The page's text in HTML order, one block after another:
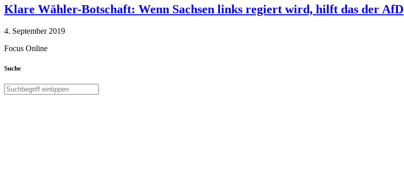
Klare Wähler-Botschaft: Wenn Sachsen links regiert wird, hilft das der AfD
4. September 2019
Focus Online
Suche